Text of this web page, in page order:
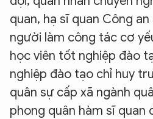
quan, hạ sĩ quan Công
người làm công tác cơ
học viên tốt nghiệp đào
nghiệp đào tạo chỉ huy
quân sự cấp xã ngành
phong quân hàm sĩ quan